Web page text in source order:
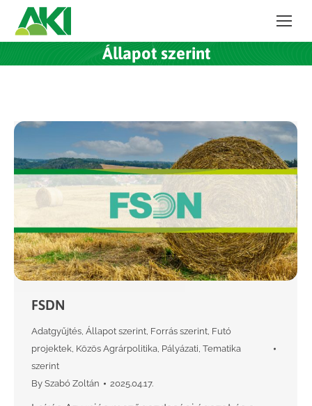
Állapot szerint
FSDN
Adatgyűjtés, Állapot szerint, Forrás szerint, Futó
projektek, Közös Agrárpolitika, Pályázati, Tematika
szerint
By Szabó Zoltán 2025.04.17.